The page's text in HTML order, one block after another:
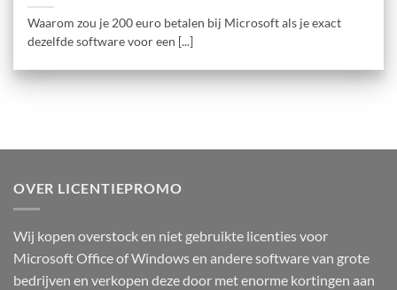
Waarom zou je 200 euro betalen bij Microsoft als je exact
dezelfde software voor een [...]
OVER LICENTIEPROMO
Wij kopen overstock en niet gebruikte licenties voor
Microsoft Office of Windows en andere software van grote
bedrijven en verkopen deze door met enorme kortingen aan